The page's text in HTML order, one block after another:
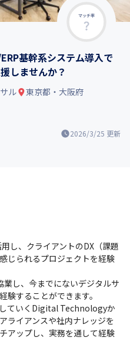
マッチ率
基幹系システム導入で
しませんか？
2026/3/25 更新
ル
東京都・大阪府
し、クライアントのDX（課題
じられるプロジェクトを経験
し、今までにないデジタルサ
験することができます。
ていくDigital Technologyか
イアンスや社内ナレッジを
アップし、実務を通して経験